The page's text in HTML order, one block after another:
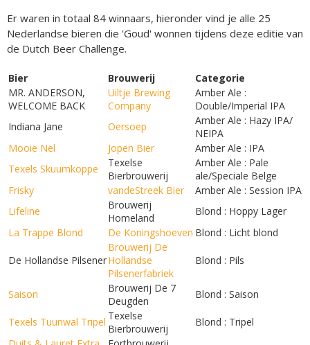
Er waren in totaal 84 winnaars, hieronder vind je alle 25
Nederlandse bieren die 'Goud' wonnen tijdens deze editie van
de Dutch Beer Challenge.
Bier Brouwerij
Categorie
MR. ANDERSON,
WELCOME BACK
Uiltje Brewing
Company
Amber Ale :
Double/Imperial IPA
Indiana Jane
Oersoep
Amber Ale : Hazy IPA/
NEIPA
Mooie Nel
Jopen Bier
Amber Ale : IPA
Texels Skuumkoppe
Texelse
Bierbrouwerij
Amber Ale : Pale
ale/Speciale Belge
Frisky
vandeStreek Bier
Amber Ale : Session IPA
Lifeline
Brouwerij
Homeland
Blond : Hoppy Lager
La Trappe Blond
De Koningshoeven Blond : Licht blond
De Hollandse Pilsener
Brouwerij De
Hollandse
Pilsenerfabriek
Blond : Pils
Saison
Brouwerij De 7
Deugden
Blond : Saison
Texels Tuunwal Tripel Texelse
Bierbrouwerij
Blond : Tripel